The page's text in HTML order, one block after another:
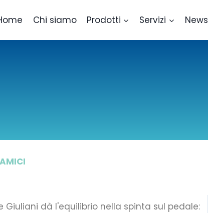
Chi siamo Prodotti Servizi News
Giuliani dà l'equilibrio nella spinta sul pedale: